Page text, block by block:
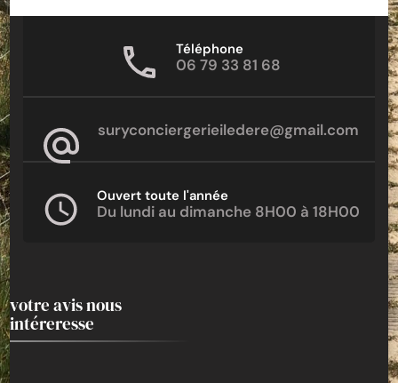
Téléphone
06 79 33 81 68
suryconciergerieiledere@gmail.com
Ouvert toute l'année
Du lundi au dimanche 8H00 à 18H00
votre avis nous
intéreresse